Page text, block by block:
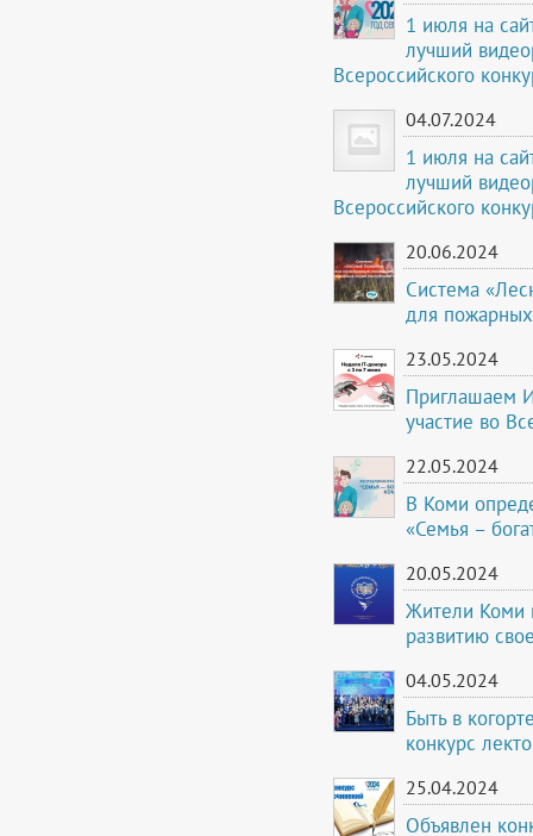
1 июля на
лучший
Всероссийского
04.07.2024
1 июля на
лучший
Всероссийского
20.06.2024
Система
для
23.05.2024
Приглашаем
участие во
22.05.2024
В Коми
«Семья –
20.05.2024
Жители Коми
развитию
04.05.2024
Быть в
конкурс
25.04.2024
Объявлен